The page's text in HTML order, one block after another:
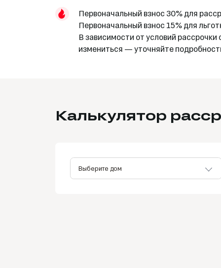
Первоначальный взнос 30% для
Первоначальный взнос 15% для
В зависимости от условий
измениться — уточняйте
Калькулятор